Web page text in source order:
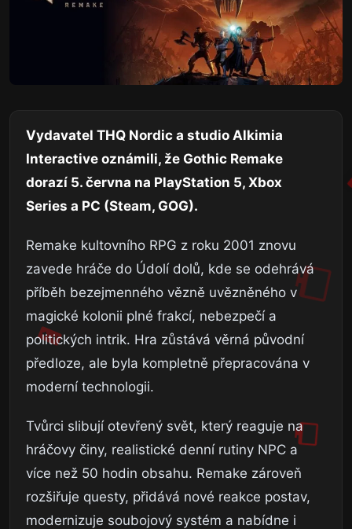
Vydavatel THQ Nordic a studio Alkimia
Interactive oznámili, že Gothic Remake
dorazí 5. června na PlayStation 5, Xbox
Series a PC (Steam, GOG).
Remake kultovního RPG z roku 2001 znovu
zavede hráče do Údolí dolů, kde se odehrává
příběh bezejmenného vězně uvězněného v
magické kolonii plné frakcí, nebezpečí a
politických intrik. Hra zůstává věrná původní
předloze, ale byla kompletně přepracována v
moderní technologii.
Tvůrci slibují otevřený svět, který reaguje na
hráčovy činy, realistické denní rutiny NPC a
více než 50 hodin obsahu. Remake zároveň
rozšiřuje questy, přidává nové reakce postav,
modernizuje soubojový systém a nabídne i